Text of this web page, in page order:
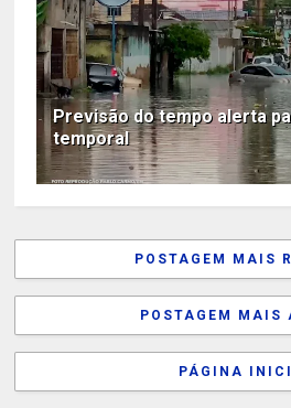
Previsão do tempo alerta
temporal
POSTAGEM MAIS
POSTAGEM MAIS
PÁGINA